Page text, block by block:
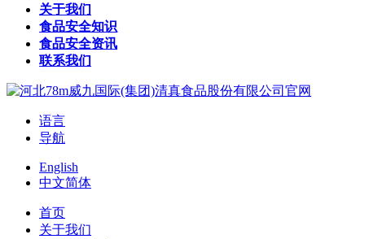
关于我们
食品安全知识
食品安全资讯
联系我们
语言
导航
English
中文简体
首页
关于我们